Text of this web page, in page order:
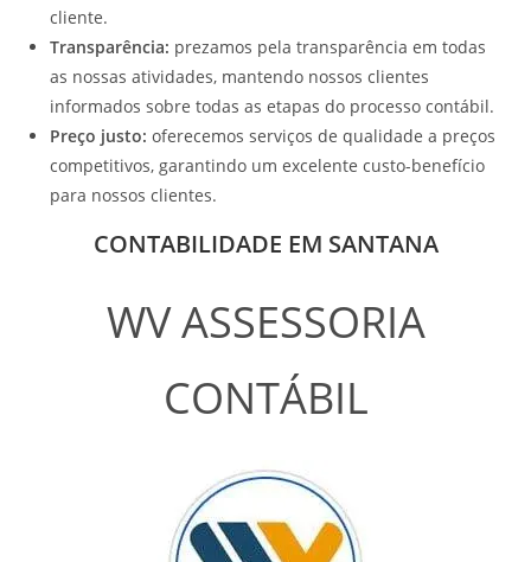
cliente.
Transparência: prezamos pela transparência em todas
as nossas atividades, mantendo nossos clientes
informados sobre todas as etapas do processo contábil.
Preço justo:oferecemos serviços de qualidade a preços
competitivos, garantindo um excelente custo-benefício
para nossos clientes.
CONTABILIDADE EM SANTANA
WV ASSESSORIA
CONTÁBIL